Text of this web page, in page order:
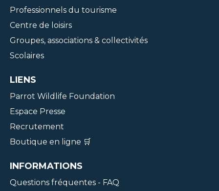
Professionnels du tourisme
Centre de loisirs
Groupes, associations & collectivités
Scolaires
LIENS
Parrot Wildlife Foundation
Espace Presse
Recrutement
Boutique en ligne 🛒
INFORMATIONS
Questions fréquentes - FAQ